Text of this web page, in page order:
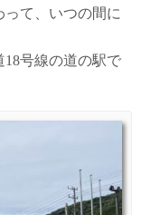
て、いつの間に
18号線の道の駅で